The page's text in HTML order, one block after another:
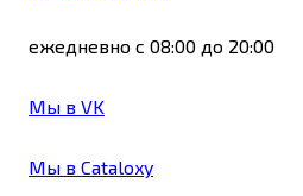
ежедневно с 08:00 до 20:00
Мы в VK
Мы в Cataloxy